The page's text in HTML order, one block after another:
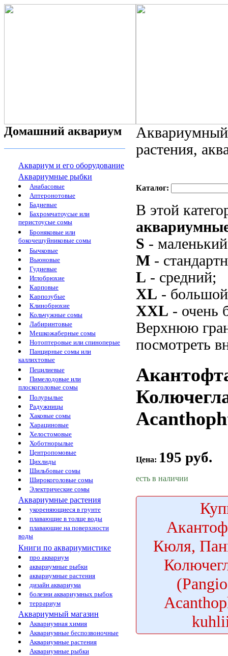
Домашний аквариум
Аквариум и его оборудование
Аквариумные рыбки
Анабасовые
Аптеронотовые
Бадиевые
Бахромчатоусые или
перистоусые сомы
Броняковые или
бокочешуйниковые сомы
Бычковые
Вьюновые
Гудиевые
Иглобрюхие
Карповые
Карпозубые
Клинобрюхие
Кольчужные сомы
Лабиринтовые
Мешкожаберные сомы
Нотоптеровые или спиноперые
Панцирные сомы или
каллихтовые
Пецилиевые
Пимелодовые или
плоскоголовые сомы
Полурылые
Радужницы
Хаковые сомы
Харациновые
Хелостомовые
Хоботнорылые
Центропомовые
Цихлиды
Шильбовые сомы
Широкоголовые сомы
Электрические сомы
Аквариумные растения
укореняющиеся в грунте
плавающие в толще воды
плавающие на поверхности
воды
Книги по аквариумистике
про аквариум
аквариумные рыбки
аквариумные растения
дизайн аквариума
болезни аквариумных рыбок
террариум
Аквариумный магазин
Аквариумная химия
Аквариумные беспозвоночные
Аквариумные растения
Аквариумные рыбки
растения,
Каталог:
В этой
S -
M -
L - средний;
XL -
XXL - очень
Верхнюю
посмотреть
Цена: 195 руб.
есть в наличии
Кюля,